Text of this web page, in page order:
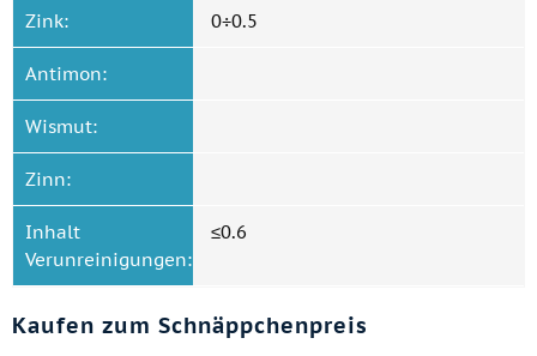
Zink: 0÷0.5
Antimon:
Wismut:
Zinn:
Inhalt
Verunreinigungen:
≤0.6
Kaufen zum Schnäppchenpreis